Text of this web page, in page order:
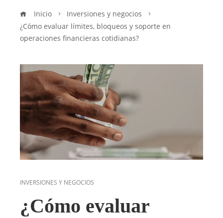
Inicio
Inversiones y negocios
¿Cómo evaluar límites, bloqueos y soporte en
operaciones financieras cotidianas?
INVERSIONES Y NEGOCIOS
¿Cómo evaluar